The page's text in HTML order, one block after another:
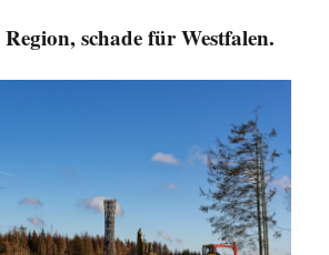
schade für Westfalen.